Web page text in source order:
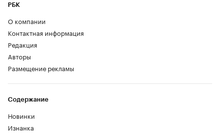
РБК
О компании
Контактная информация
Редакция
Авторы
Размещение рекламы
Содержание
Новинки
Изнанка